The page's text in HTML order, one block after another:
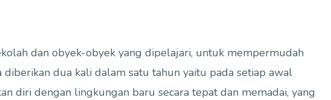
dan obyek-obyek yang dipelajari, untuk mempermudah
dua kali dalam satu tahun yaitu pada setiap awal
diri dengan lingkungan baru secara tepat dan memadai, yang